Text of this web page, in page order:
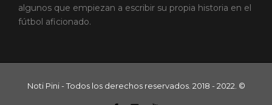
algunos que empiezan a escribir su propia historia en el
fútbol aficionado.
Noti Pini - Todos los derechos reservados. 2018 - 2022. ©